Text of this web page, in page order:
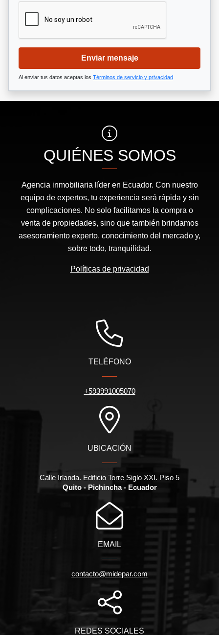
Enviar mensaje
Al enviar tus datos aceptas los Términos de servicio y privacidad
QUIÉNES SOMOS
Agencia inmobiliaria líder en Ecuador. Con nuestro
equipo de expertos, tu experiencia será rápida y sin
complicaciones. No solo facilitamos la compra o
venta de propiedades, sino que también brindamos
asesoramiento experto, conocimiento del mercado y,
sobre todo, tranquilidad.
Políticas de privacidad
TELÉFONO
+593991005070
UBICACIÓN
Calle Irlanda. Edificio Torre Siglo XXI. Piso 5
Quito - Pichincha - Ecuador
EMAIL
contacto@midepar.com
REDES SOCIALES